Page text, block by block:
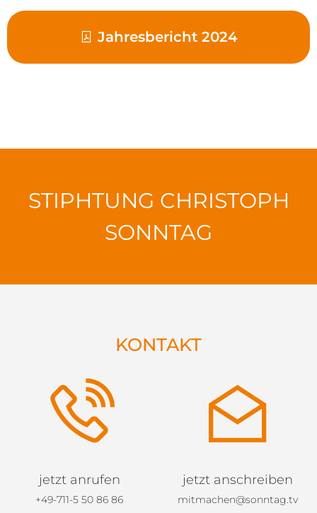
Jahresbericht 2024
STIPHTUNG CHRISTOPH
SONNTAG
KONTAKT
jetzt anrufen
+49-711-5 50 86 86
jetzt anschreiben
mitmachen@sonntag.tv